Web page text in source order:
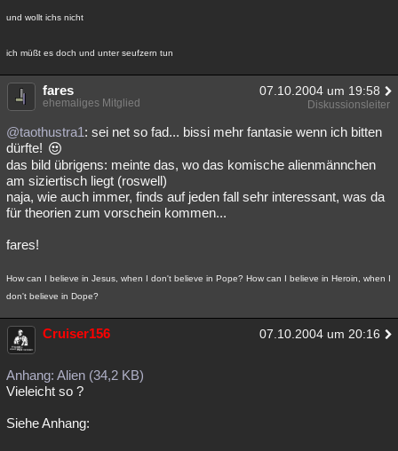
und wollt ichs nicht
ich müßt es doch und unter seufzern tun
fares 07.10.2004 um 19:58
ehemaliges Mitglied Diskussionsleiter
@taothustra1: sei net so fad... bissi mehr fantasie wenn ich bitten
dürfte!
das bild übrigens: meinte das, wo das komische alienmännchen
am siziertisch liegt (roswell)
naja, wie auch immer, finds auf jeden fall sehr interessant, was da
für theorien zum vorschein kommen...
fares!
How can I believe in Jesus, when I don't believe in Pope? How can I believe in Heroin, when I
don't believe in Dope?
Cruiser156 07.10.2004 um 20:16
Anhang: Alien (34,2 KB)
Vieleicht so ?
Siehe Anhang: